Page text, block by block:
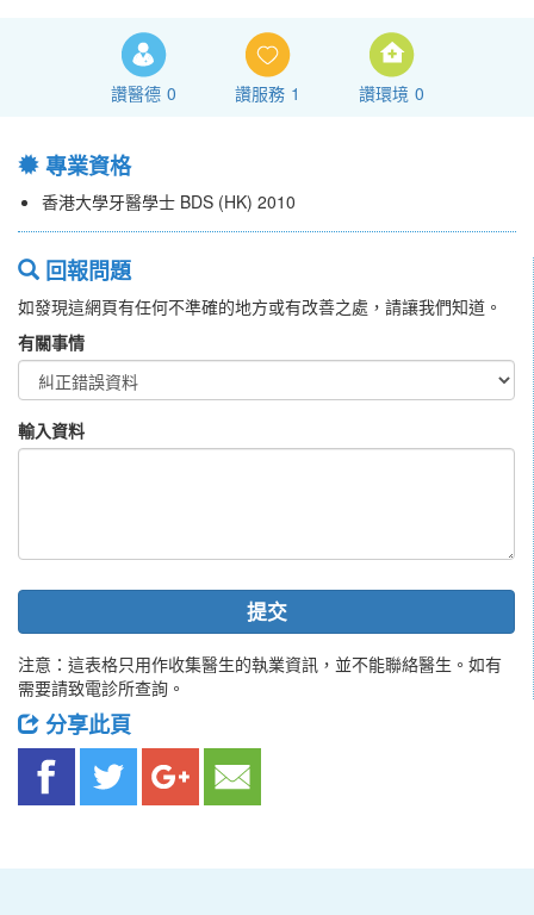
讚醫德 0 讚服務 1 讚環境 0
專業資格
香港大學牙醫學士 BDS (HK) 2010
回報問題
如發現這網頁有任何不準確的地方或有改善之處，請讓我們知道。
有關事情
輸入資料
提交
注意：這表格只用作收集醫生的執業資訊，並不能聯絡醫生。如有
需要請致電診所查詢。
分享此頁